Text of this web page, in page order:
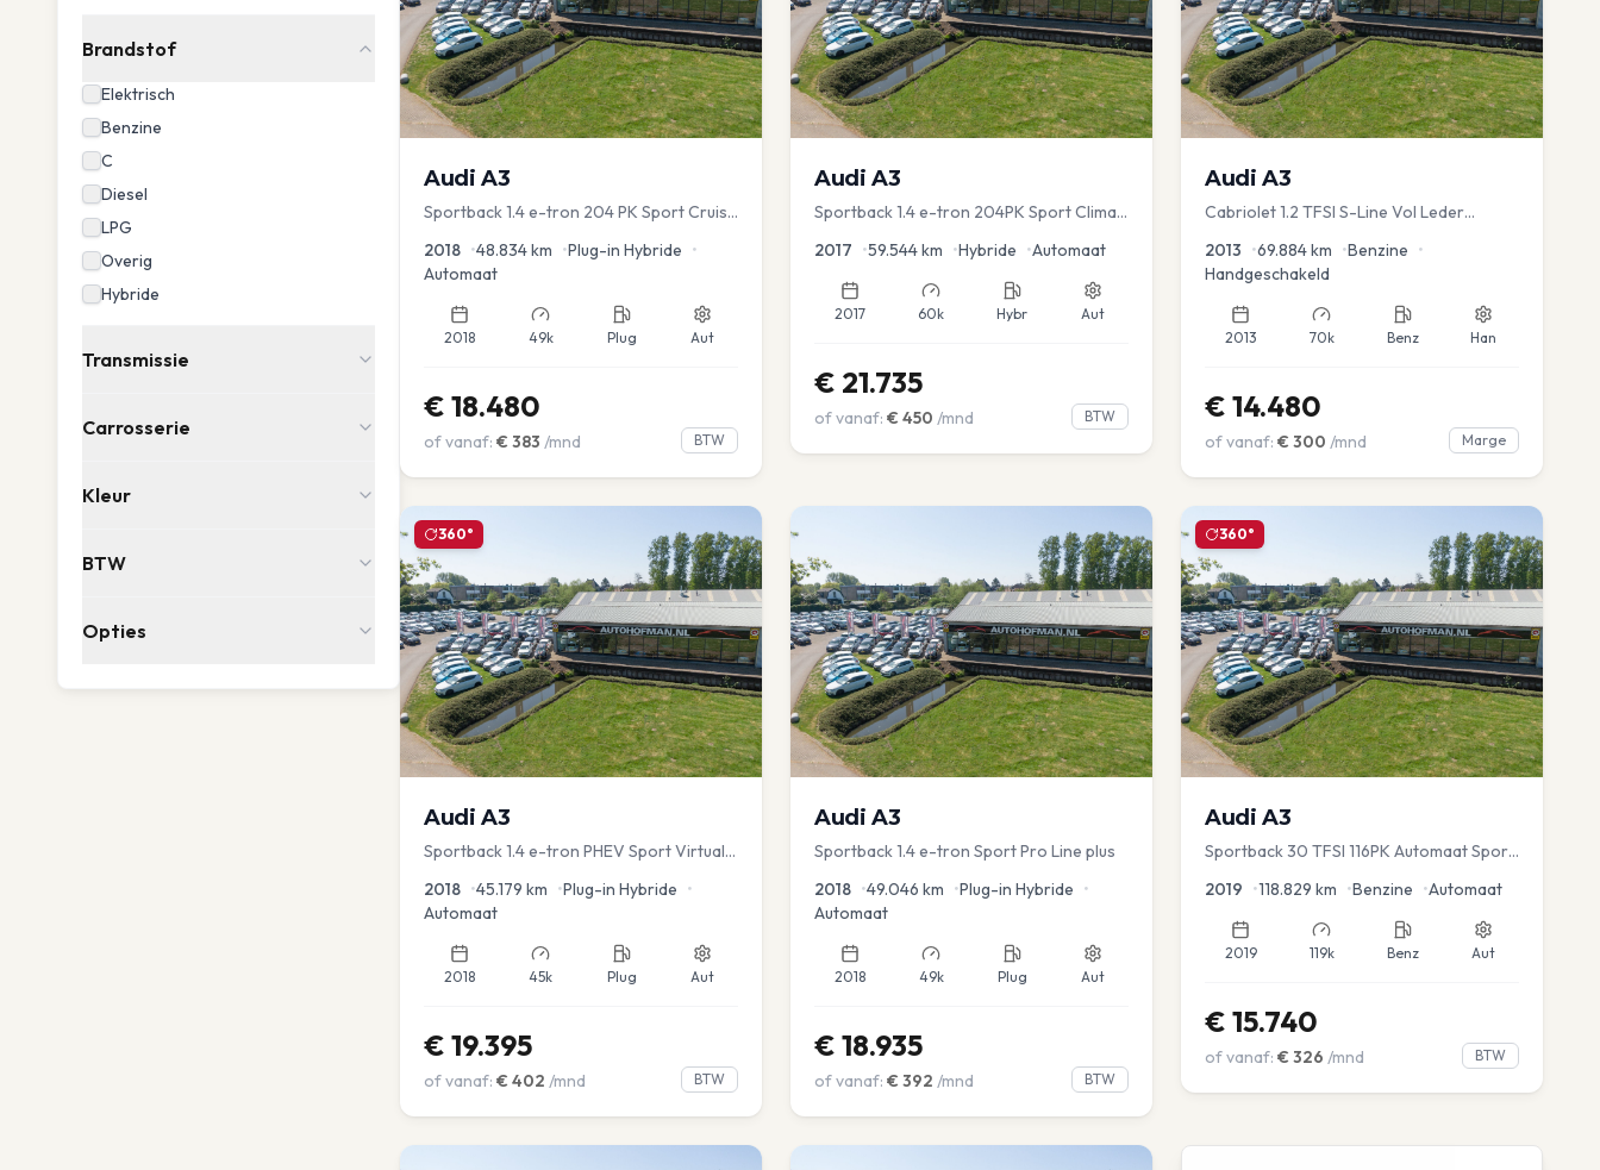
Brandstof
Elektrisch
Benzine
C
Diesel
LPG
Overig
Hybride
Transmissie
Carrosserie
Kleur
BTW
Opties
Audi A3
Sportback 1.4 e-tron 204 PK Sport Cruise
2018 •48.834km •Plug-in Hybride •
Automaat
2018 49k Plug Aut
€ 18.480
of vanaf: € 383 /mnd BTW
Audi A3
Sportback 1.4 e-tron 204PK Sport Clima
2017 •59.544km •Hybride •Automaat
2017 60k Hybr Aut
€ 21.735
of vanaf: € 450 /mnd BTW
Audi A3
Cabriolet 1.2 TFSI S-Line Vol Leder
2013 •69.884km •Benzine •
Handgeschakeld
2013 70k Benz Han
€ 14.480
of vanaf: € 300 /mnd Marge
360°
Audi A3
Sportback 1.4 e-tron PHEV Sport Virtual
2018 •45.179 km •Plug-in Hybride •
Automaat
2018 45k Plug Aut
€ 19.395
of vanaf: € 402 /mnd BTW
Audi A3
Sportback 1.4 e-tron Sport Pro Line plus
2018 •49.046 km •Plug-in Hybride •
Automaat
2018 49k Plug Aut
€ 18.935
of vanaf: € 392 /mnd BTW
360°
Audi A3
Sportback 30 TFSI 116PK Automaat Sport
2019 •118.829 km •Benzine •Automaat
2019 119k Benz Aut
€ 15.740
of vanaf: € 326 /mnd BTW